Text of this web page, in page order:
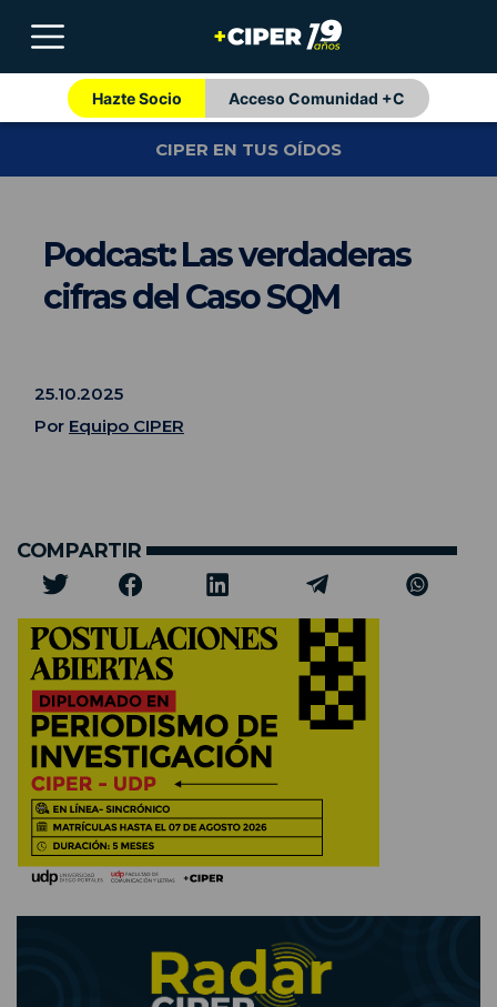
Hazte Socio Acceso Comunidad +C
CIPER EN TUS OÍDOS
Podcast: Las verdaderas
cifras del Caso SQM
25.10.2025
Por Equipo CIPER
COMPARTIR